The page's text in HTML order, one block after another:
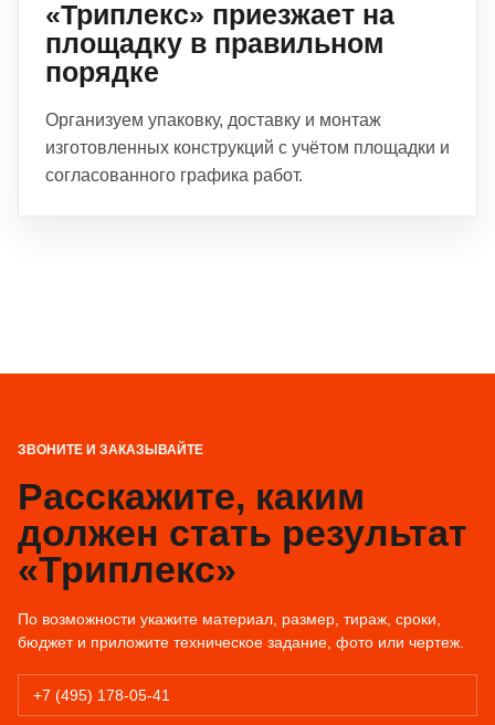
«Триплекс» приезжает на
площадку в правильном
порядке
Организуем упаковку, доставку и монтаж
изготовленных конструкций с учётом площадки и
согласованного графика работ.
ЗВОНИТЕ И ЗАКАЗЫВАЙТЕ
Расскажите, каким
должен стать результат
«Триплекс»
По возможности укажите материал, размер, тираж, сроки,
бюджет и приложите техническое задание, фото или чертеж.
+7 (495) 178-05-41